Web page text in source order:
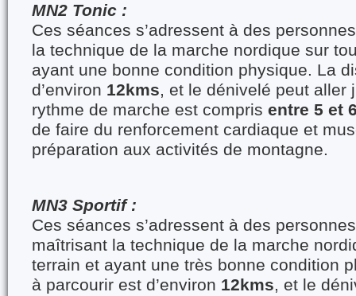
MN2 Tonic :
Ces séances s’adressent à des
la technique de la marche nordique sur
ayant une bonne condition physique. La
d’environ 12kms, et le dénivelé peut aller
rythme de marche est compris entre 5 et
de faire du renforcement cardiaque et
préparation aux activités de montagne.
MN3 Sportif :
Ces séances s’adressent à des
maîtrisant la technique de la marche
terrain et ayant une très bonne condition
à parcourir est d’environ 12kms, et le